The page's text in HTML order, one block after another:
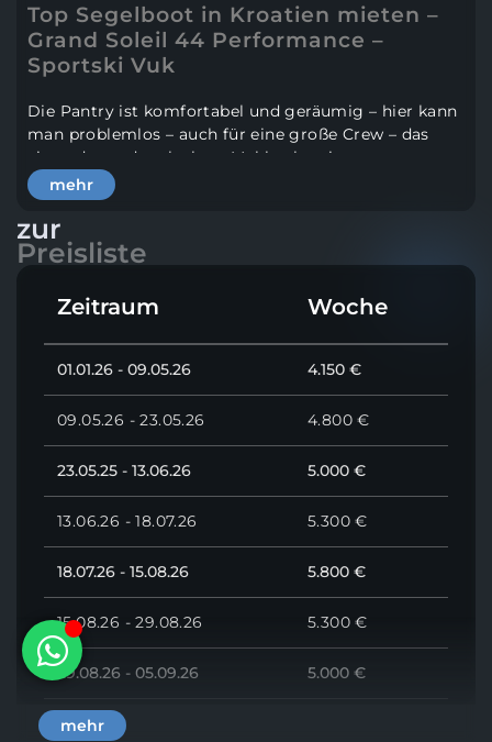
Top Segelboot in Kroatien mieten –
Grand Soleil 44 Performance –
Sportski Vuk
Die Pantry ist komfortabel und geräumig – hier kann
man problemlos – auch für eine große Crew – das
eine oder andere leckere Mahl zubereiten.
Das Segelverhalten der Yacht hat internationales Top-
Verstärkungen sorgen für eine verwindungsfreie
Grundstruktur – eine besondere Spezialität der
Grand Soleil Boote mieten
wissen warum man
mieten möchte egal ob für den luxuriösen
mehr
zur
Preisliste
Zeitraum Woche
01.01.26 - 09.05.26 4.150 €
09.05.26 - 23.05.26 4.800 €
23.05.25 - 13.06.26 5.000 €
13.06.26 - 18.07.26 5.300 €
18.07.26 - 15.08.26 5.800 €
15.08.26 - 29.08.26 5.300 €
29.08.26 - 05.09.26 5.000 €
05.09.26 - 19.09.26
mehr